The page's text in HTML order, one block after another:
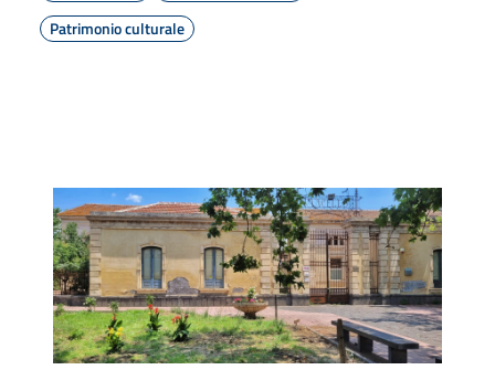
Patrimonio culturale